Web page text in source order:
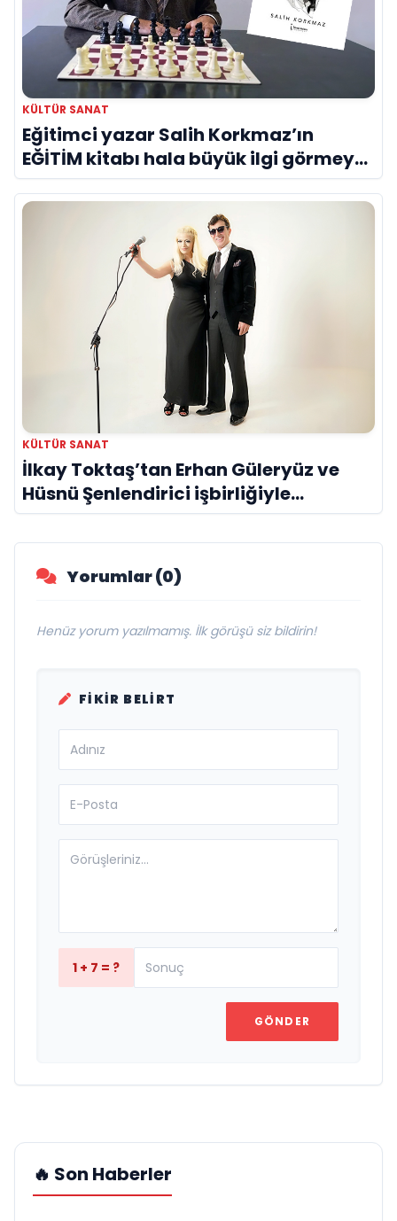
KÜLTÜR SANAT
Eğitimci yazar Salih Korkmaz’ın
EĞİTİM kitabı hala büyük ilgi görmeye
devam ediyor
KÜLTÜR SANAT
İlkay Toktaş’tan Erhan Güleryüz ve
Hüsnü Şenlendirici işbirliğiyle
duygusal bir aşk manifestosu: “Deliler
Gibi”
Yorumlar (0)
Henüz yorum yazılmamış. İlk görüşü siz bildirin!
FIKIR BELIRT
1 + 7 = ?
GÖNDER
🔥 Son Haberler